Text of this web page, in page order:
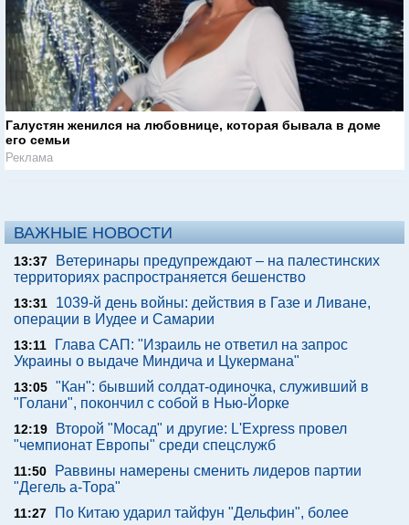
Галустян женился на любовнице, которая бывала в доме
его семьи
Реклама
ВАЖНЫЕ НОВОСТИ
13:37
Ветеринары предупреждают – на палестинских
территориях распространяется бешенство
13:31
1039-й день войны: действия в Газе и Ливане,
операции в Иудее и Самарии
13:11
Глава САП: "Израиль не ответил на запрос
Украины о выдаче Миндича и Цукермана"
13:05 "Кан": бывший солдат-одиночка, служивший в
"Голани", покончил с собой в Нью-Йорке
12:19
Второй "Мосад" и другие: L'Express провел
"чемпионат Европы" среди спецслужб
11:50
Раввины намерены сменить лидеров партии
"Дегель а-Тора"
11:27
По Китаю ударил тайфун "Дельфин", более